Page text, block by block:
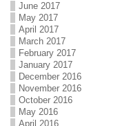
June 2017
May 2017
April 2017
March 2017
February 2017
January 2017
December 2016
November 2016
October 2016
May 2016
April 2016